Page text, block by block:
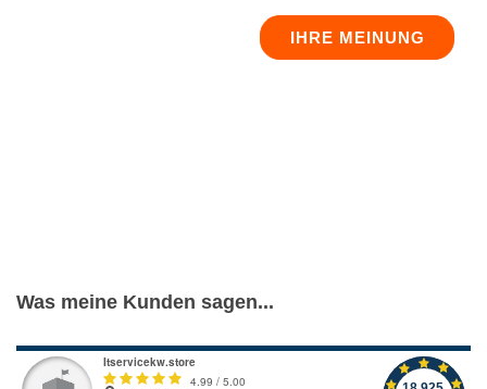
IHRE MEINUNG
Was meine Kunden sagen...